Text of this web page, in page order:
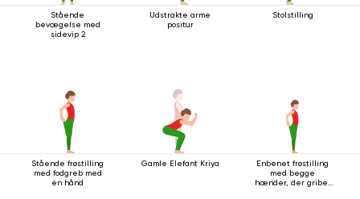
Stående
bevægelse med
sidevip 2
Udstrakte arme
positur
Stolstilling
Stående frøstilling
med fodgreb med
én hånd
Gamle Elefant Kriya
Enbenet frøstilling
med begge
hænder, der griber